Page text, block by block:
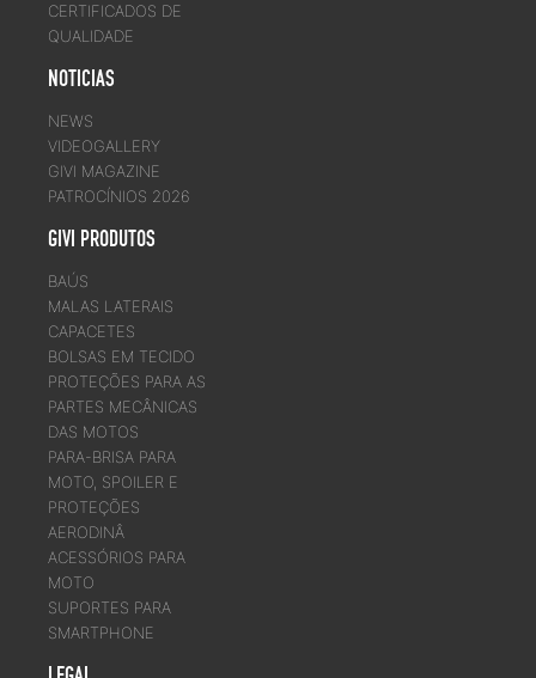
CERTIFICADOS DE
QUALIDADE
NOTICIAS
NEWS
VIDEOGALLERY
GIVI MAGAZINE
PATROCÍNIOS 2026
GIVI PRODUTOS
BAÚS
MALAS LATERAIS
CAPACETES
BOLSAS EM TECIDO
PROTEÇÕES PARA AS
PARTES MECÂNICAS
DAS MOTOS
PARA-BRISA PARA
MOTO, SPOILER E
PROTEÇÕES
AERODINÂ
ACESSÓRIOS PARA
MOTO
SUPORTES PARA
SMARTPHONE